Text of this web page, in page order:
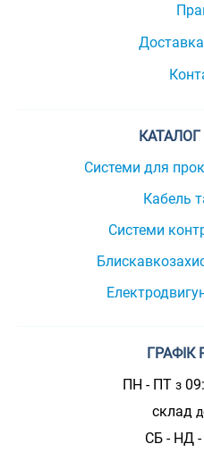
КАТАЛОГ
Системи для
Кабель
Системи
ГРАФІК
ПН - ПТ з
склад
СБ - НД -